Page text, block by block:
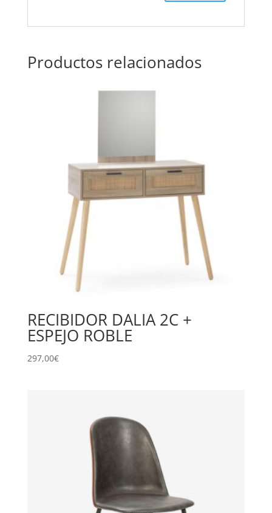
Productos relacionados
RECIBIDOR DALIA 2C +
ESPEJO ROBLE
297,00€